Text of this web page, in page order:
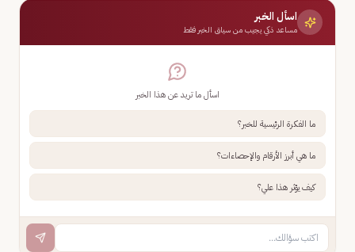
اسأل الخبر
مساعد ذكي يجيب من سياق الخبر فقط
اسأل ما تريد عن هذا الخبر
ما الفكرة الرئيسية للخبر؟
ما هي أبرز الأرقام والإحصاءات؟
كيف يؤثر هذا علي؟